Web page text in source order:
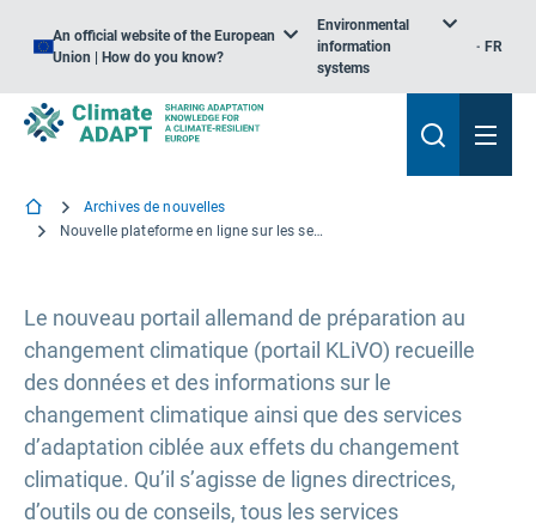
An official website of the European
Union | How do you know?
Environmental
information
systems
FR
Archives de nouvelles
Nouvelle plateforme en ligne sur les services d’adaptation au changement climatique en Allemagne
Le nouveau portail allemand de préparation au
changement climatique (portail KLiVO) recueille
des données et des informations sur le
changement climatique ainsi que des services
d’adaptation ciblée aux effets du changement
climatique. Qu’il s’agisse de lignes directrices,
d’outils ou de conseils, tous les services